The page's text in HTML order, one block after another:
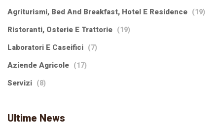
Agriturismi, Bed And Breakfast, Hotel E Residence (19)
Ristoranti, Osterie E Trattorie (19)
Laboratori E Caseifici (7)
Aziende Agricole (17)
Servizi (8)
Ultime News